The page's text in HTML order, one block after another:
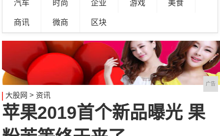
汽车 时尚 企业 游戏 美食
商讯 微商 区块
广告
大股网 > 资讯
苹果2019首个新品曝光 果